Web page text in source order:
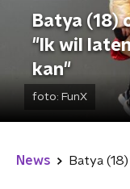
Batya (18)
"Ik wil
kan"
foto: FunX
News